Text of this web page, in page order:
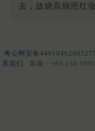
去，故烧高烛照红妆
粤公网安备
系我们
客服：+86 136